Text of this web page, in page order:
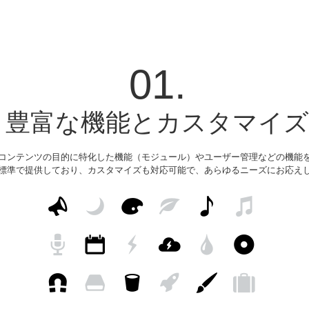
01.
豊富な機能とカスタマイズ
ンテンツの目的に特化した機能（モジュール）やユーザー管理などの機能
準で提供しており、カスタマイズも対応可能で、あらゆるニーズにお応えし